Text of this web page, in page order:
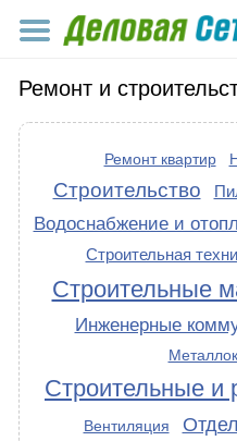
Ремонт и
Ремонт квартир
Строительство
Водоснабжение и
Строительная
Строительные
Инженерные
Строительные и
Вентиляция